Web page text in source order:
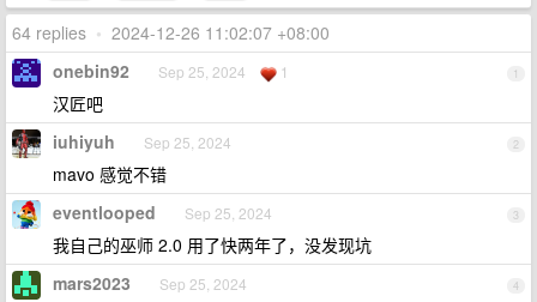
64 replies • 2024-12-26 11:02:07 +08:00
1
onebin92 Sep 25, 2024 1
汉匠吧
2
iuhiyuh Sep 25, 2024
mavo 感觉不错
3
eventlooped Sep 25, 2024
我自己的巫师 2.0 用了快两年了，没发现坑
4
mars2023 Sep 25, 2024